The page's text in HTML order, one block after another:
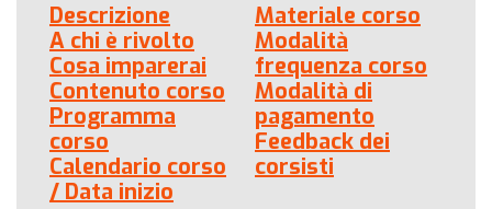
Descrizione
A chi è rivolto
Cosa imparerai
Contenuto corso
Programma
corso
Calendario corso
/ Data inizio
Materiale corso
Modalità
frequenza corso
Modalità di
pagamento
Feedback dei
corsisti